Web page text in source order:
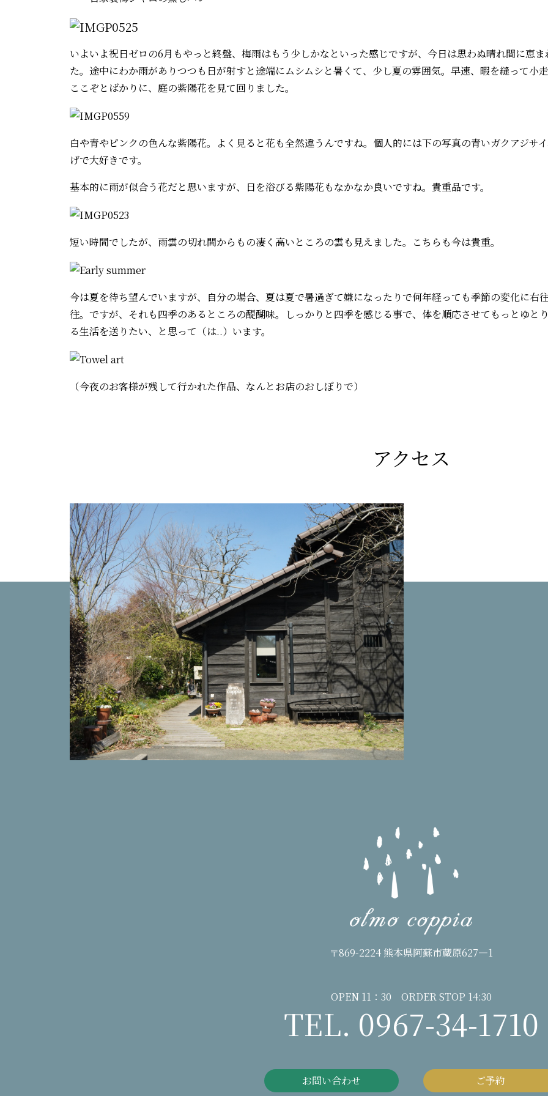
いよいよ祝日ゼロの6月もやっと終盤、梅雨はもう少しかなといった感じですが、今日は思わぬ晴れ間に恵ま
た。途中にわか雨がありつつも日が射すと途端にムシムシと暑くて、少し夏の雰囲気。早速、暇を縫って小走
ここぞとばかりに、庭の紫陽花を見て回りました。
白や青やピンクの色んな紫陽花。よく見ると花も全然違うんですね。個人的には下の写真の青いガクアジサ
げで大好きです。
基本的に雨が似合う花だと思いますが、日を浴びる紫陽花もなかなか良いですね。貴重品です。
短い時間でしたが、雨雲の切れ間からもの凄く高いところの雲も見えました。こちらも今は貴重。
今は夏を待ち望んでいますが、自分の場合、夏は夏で暑過ぎて嫌になったりで何年経っても季節の変化に右
往。ですが、それも四季のあるところの醍醐味。しっかりと四季を感じる事で、体を順応させてもっとゆと
る生活を送りたい、と思って（は..）います。
（今夜のお客様が残して行かれた作品、なんとお店のおしぼりで）
アクセス
〒869-2224 熊本県阿蘇市蔵原627―1
OPEN 11：30 ORDER STOP 14:30
TEL. 0967-34-1710
お問い合わせ ご予約